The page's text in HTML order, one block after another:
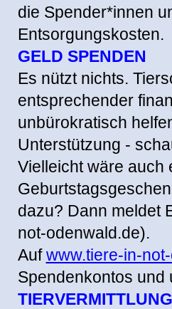
die Spender*innen
Entsorgungskosten.
GELD SPENDEN
Es nützt nichts.
entsprechender
unbürokratisch
Unterstützung -
Vielleicht wäre auch
dazu? Dann meldet
not-odenwald.de).
Aufwww.tiere-in-
Spendenkontos und
TIERVERMITTLUNG